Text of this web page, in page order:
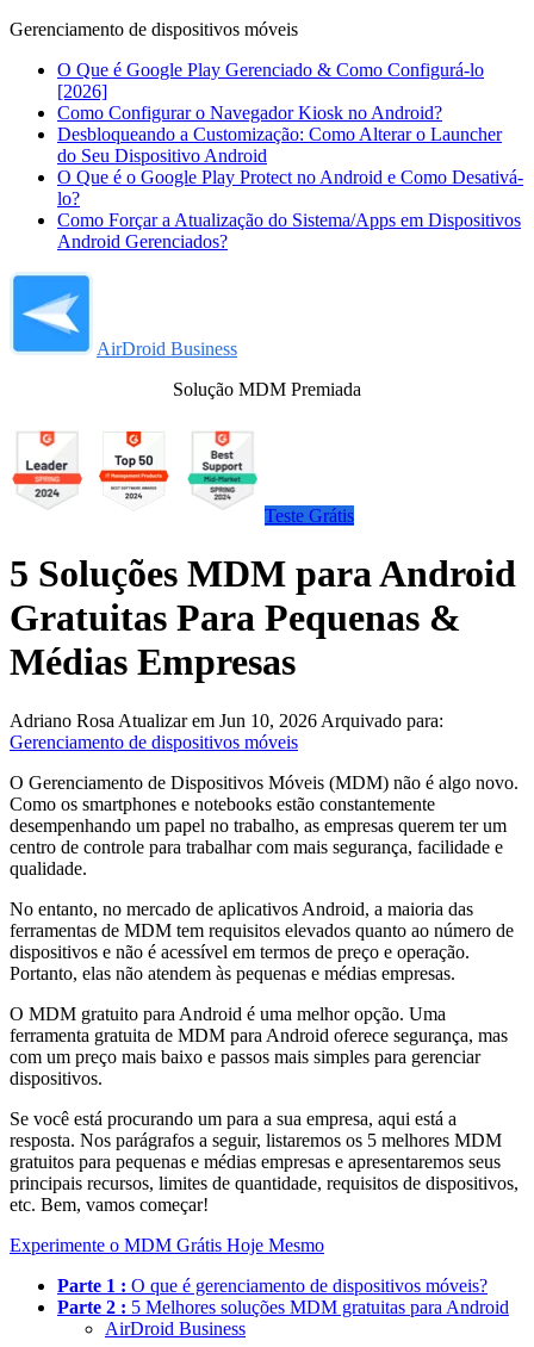
Gerenciamento de dispositivos móveis
O Que é Google Play Gerenciado & Como Configurá-lo
[2026]
Como Configurar o Navegador Kiosk no Android?
Desbloqueando a Customização: Como Alterar o Launcher
do Seu Dispositivo Android
O Que é o Google Play Protect no Android e Como Desativá-
lo?
Como Forçar a Atualização do Sistema/Apps em Dispositivos
Android Gerenciados?
AirDroid Business
Solução MDM Premiada
Teste Grátis
5 Soluções MDM para Android
Gratuitas Para Pequenas &
Médias Empresas
Adriano Rosa Atualizar em Jun 10, 2026 Arquivado para:
Gerenciamento de dispositivos móveis
O Gerenciamento de Dispositivos Móveis (MDM) não é algo novo.
Como os smartphones e notebooks estão constantemente
desempenhando um papel no trabalho, as empresas querem ter um
centro de controle para trabalhar com mais segurança, facilidade e
qualidade.
No entanto, no mercado de aplicativos Android, a maioria das
ferramentas de MDM tem requisitos elevados quanto ao número de
dispositivos e não é acessível em termos de preço e operação.
Portanto, elas não atendem às pequenas e médias empresas.
O MDM gratuito para Android é uma melhor opção. Uma
ferramenta gratuita de MDM para Android oferece segurança, mas
com um preço mais baixo e passos mais simples para gerenciar
dispositivos.
Se você está procurando um para a sua empresa, aqui está a
resposta. Nos parágrafos a seguir, listaremos os 5 melhores MDM
gratuitos para pequenas e médias empresas e apresentaremos seus
principais recursos, limites de quantidade, requisitos de dispositivos,
etc. Bem, vamos começar!
Experimente o MDM Grátis Hoje Mesmo
Parte 1 : O que é gerenciamento de dispositivos móveis?
Parte 2 : 5 Melhores soluções MDM gratuitas para Android
AirDroid Business